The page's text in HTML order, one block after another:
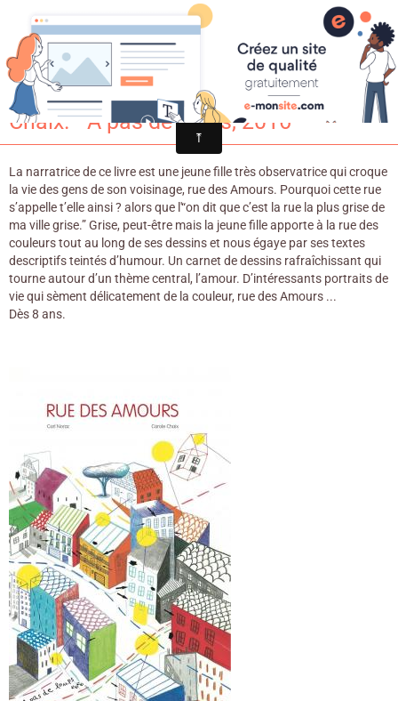
Croqu'livre
Rue des Amours / Carl Norac & Carole
Chaix. - A pas de loups, 2016
La narratrice de ce livre est une jeune fille très observatrice qui croque
la vie des gens de son voisinage, rue des Amours. Pourquoi cette rue
s’appelle t’elle ainsi ? alors que l'“on dit que c’est la rue la plus grise de
ma ville grise.” Grise, peut-être mais la jeune fille apporte à la rue des
couleurs tout au long de ses dessins et nous égaye par ses textes
descriptifs teintés d’humour. Un carnet de dessins rafraîchissant qui
tourne autour d’un thème central, l’amour. D’intéressants portraits de
vie qui sèment délicatement de la couleur, rue des Amours ...
Dès 8 ans.